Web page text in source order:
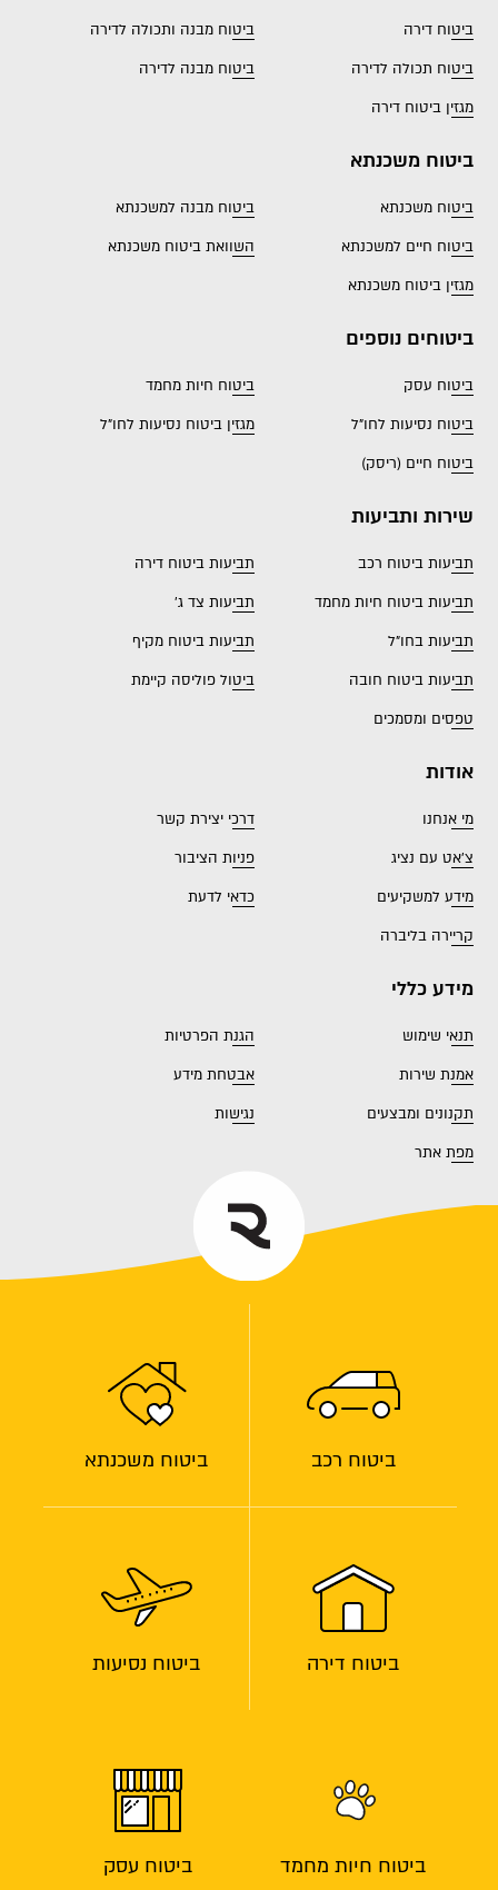
ביטוח רכב ביטוח משכנתא
ביטוח דירה ביטוח נסיעות
ביטוח חיות מחמד ביטוח עסק
ביטוח דירה
ביטוח מבנה ותכולה לדירה
ביטוח תכולה לדירה
ביטוח מבנה לדירה
מגזין ביטוח דירה
ביטוח משכנתא
ביטוח משכנתא
ביטוח מבנה למשכנתא
ביטוח חיים למשכנתא
השוואת ביטוח משכנתא
מגזין ביטוח משכנתא
ביטוחים נוספים
ביטוח עסק
ביטוח חיות מחמד
ביטוח נסיעות לחו"ל
מגזין ביטוח נסיעות לחו"ל
ביטוח חיים (ריסק)
שירות ותביעות
תביעות ביטוח רכב
תביעות ביטוח דירה
תביעות ביטוח חיות מחמד
תביעות צד ג'
תביעות בחו"ל
תביעות ביטוח מקיף
תביעות ביטוח חובה
ביטול פוליסה קיימת
טפסים ומסמכים
אודות
מי אנחנו
דרכי יצירת קשר
צ'אט עם נציג
פניות הציבור
מידע למשקיעים
כדאי לדעת
קריירה בליברה
מידע כללי
תנאי שימוש
הגנת הפרטיות
אמנת שירות
אבטחת מידע
תקנונים ומבצעים
נגישות
מפת אתר